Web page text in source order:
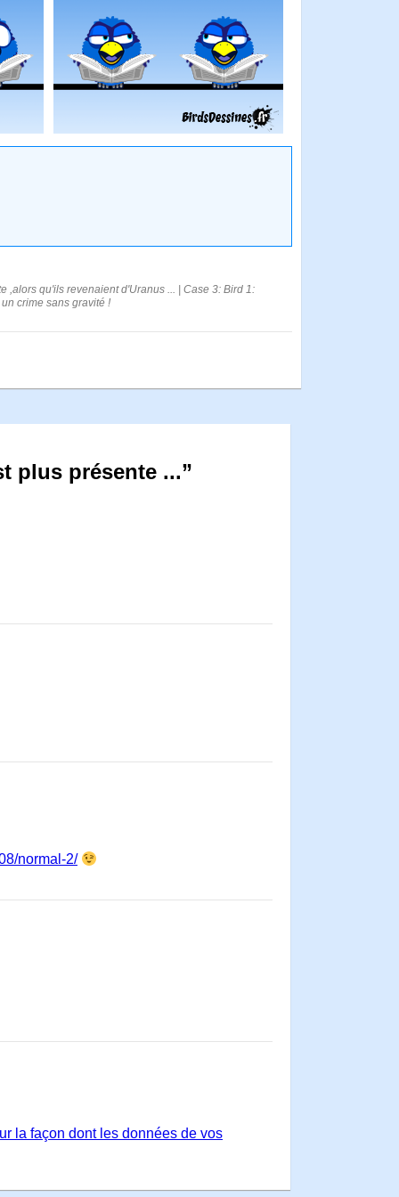
,alors qu'ils revenaient d'Uranus ... | Case 3: Bird 1:
crime sans gravité !
plus présente ...”
normal-2/
la façon dont les données de vos